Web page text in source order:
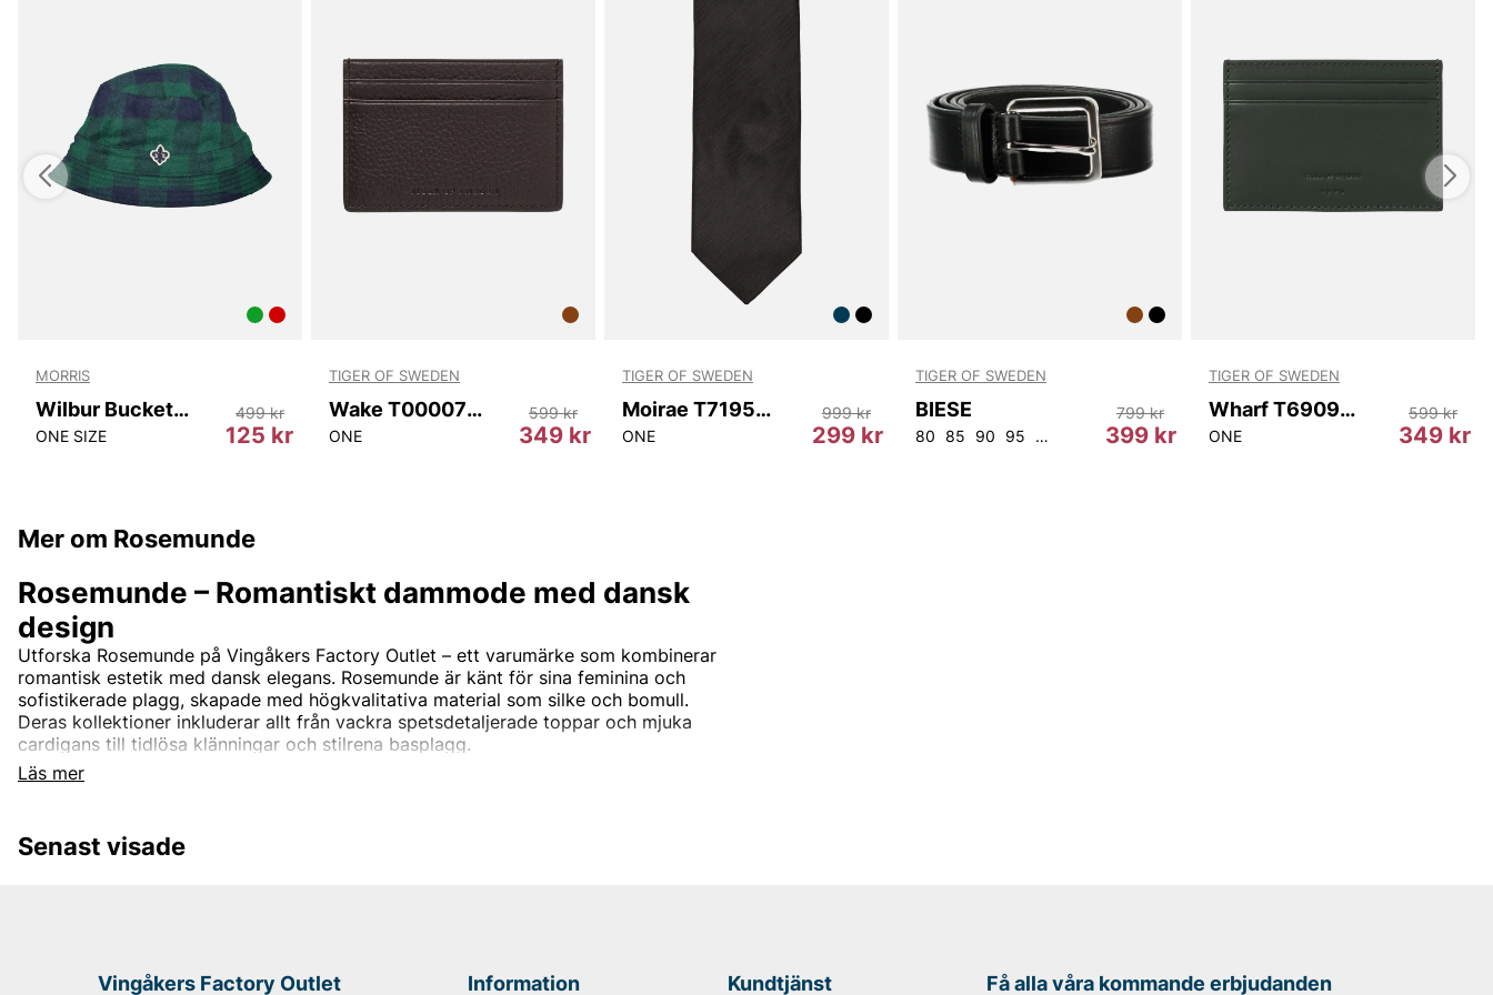
MORRIS
Wilbur Bucket Hat
ONE SIZE 125 kr
499 kr
TIGER OF SWEDEN
Wake T00007 10N
ONE 349 kr
599 kr
TIGER OF SWEDEN
Moirae T71959 050
ONE 299 kr
999 kr
TIGER OF SWEDEN
BIESE
80 85 90 95 100 399 kr
799 kr
TIGER OF SWEDEN
Wharf T69097 403
ONE 349 kr
599 kr
Mer om Rosemunde
Läs mer
Rosemunde – Romantiskt dammode med dansk
design
Utforska Rosemunde på Vingåkers Factory Outlet – ett varumärke som kombinerar
romantisk estetik med dansk elegans. Rosemunde är känt för sina feminina och
sofistikerade plagg, skapade med högkvalitativa material som silke och bomull.
Deras kollektioner inkluderar allt från vackra spetsdetaljerade toppar och mjuka
cardigans till tidlösa klänningar och stilrena basplagg.
Rosemundes design är tidlös och passar perfekt för kvinnor som söker en balans
Senast visade
Vingåkers Factory Outlet Information Kundtjänst Få alla våra kommande erbjudanden